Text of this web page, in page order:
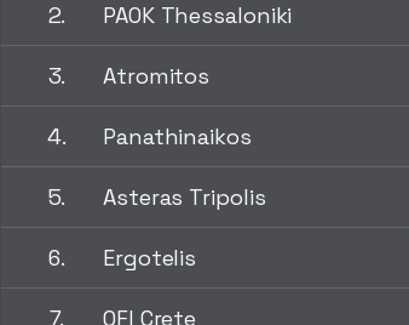
2. PAOK Thessaloniki
3. Atromitos
4. Panathinaikos
5. Asteras Tripolis
6. Ergotelis
7. OFI Crete